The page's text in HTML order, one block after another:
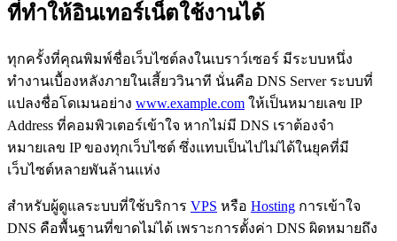
ที่ทำให้อินเทอร์เน็ตใช้งานได้
ทุกครั้งที่คุณพิมพ์ชื่อเว็บไซต์ลงในเบราว์เซอร์ มีระบบหนึ่ง
ทำงานเบื้องหลังภายในเสี้ยววินาที นั่นคือ DNS Server ระบบที่
แปลงชื่อโดเมนอย่าง www.example.com ให้เป็นหมายเลข IP
Address ที่คอมพิวเตอร์เข้าใจ หากไม่มี DNS เราต้องจำ
หมายเลข IP ของทุกเว็บไซต์ ซึ่งแทบเป็นไปไม่ได้ในยุคที่มี
เว็บไซต์หลายพันล้านแห่ง
สำหรับผู้ดูแลระบบที่ใช้บริการ VPS หรือ Hosting การเข้าใจ
DNS คือพื้นฐานที่ขาดไม่ได้ เพราะการตั้งค่า DNS ผิดหมายถึง